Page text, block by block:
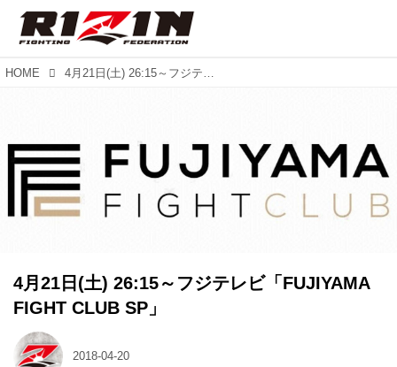
HOME 4月21日(土) 26:15～フジテレビ「FUJIYAMA FIGHT CLUB SP」
4月21日(土) 26:15～フジテレビ「FUJIYAMA
FIGHT CLUB SP」
2018-04-20